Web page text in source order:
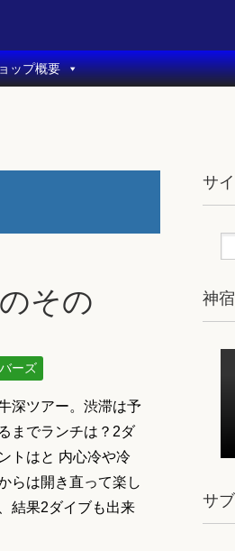
ップ概要
その
ーズ
深ツアー。渋滞は予
までランチは？2ダ
トはと 内心冷や冷
らは開き直って楽し
結果2ダイブも出来
サ
神
サ